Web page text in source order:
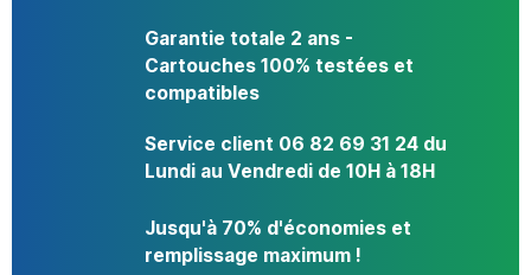
Garantie totale 2 ans -
Cartouches 100% testées et
compatibles
Service client 06 82 69 31 24 du
Lundi au Vendredi de 10H à 18H
Jusqu'à 70% d'économies et
remplissage maximum !